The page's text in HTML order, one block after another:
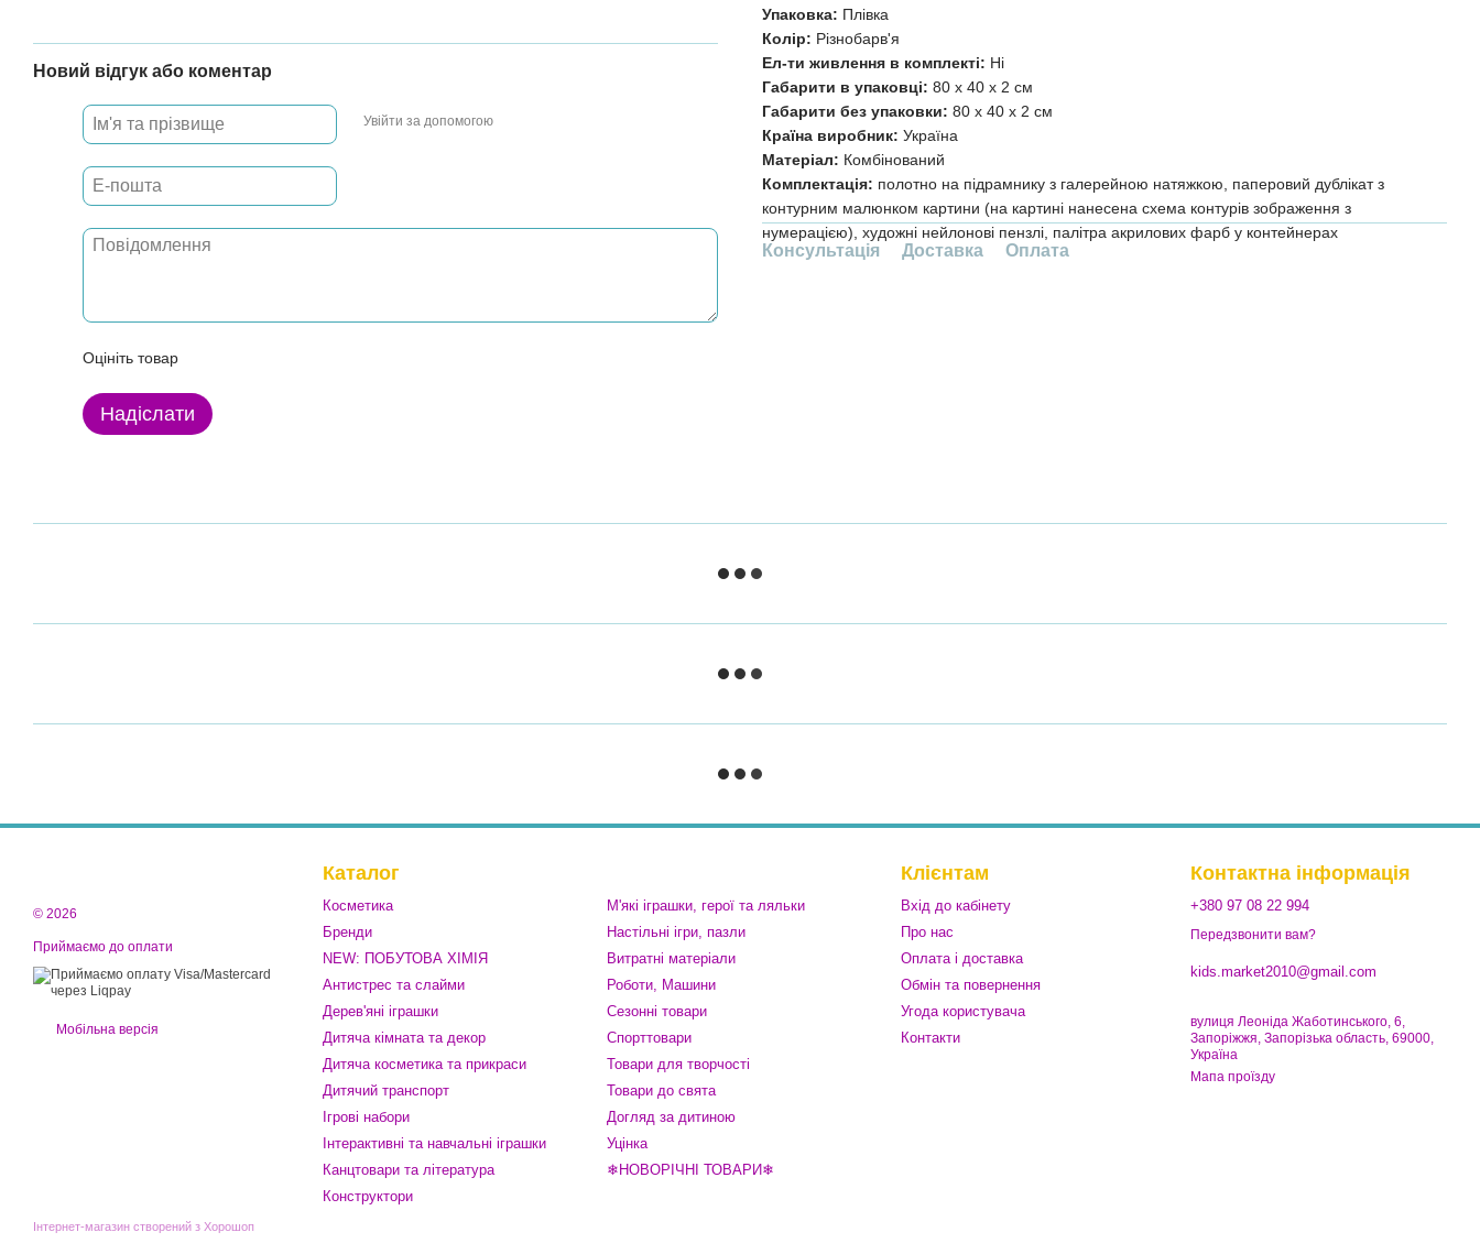
Новий відгук або коментар
Увійти за допомогою
Оцініть товар
Надіслати
Упаковка: Плівка
Колір: Різнобарв'я
Ел-ти живлення в комплекті: Ні
Габарити в упаковці: 80 x 40 x 2 см
Габарити без упаковки: 80 x 40 x 2 см
Країна виробник: Україна
Матеріал: Комбінований
Комплектація: полотно на підрамнику з галерейною натяжкою, паперовий дублікат з
контурним малюнком картини (на картині нанесена схема контурів зображення з
нумерацією), художні нейлонові пензлі, палітра акрилових фарб у контейнерах
Консультація Доставка Оплата
© 2026
Приймаємо до оплати
Мобільна версія
Інтернет-магазин створений з Хорошоп
Каталог
Косметика
Бренди
NEW: ПОБУТОВА ХІМІЯ
Антистрес та слайми
Дерев'яні іграшки
Дитяча кімната та декор
Дитяча косметика та прикраси
Дитячий транспорт
Ігрові набори
Інтерактивні та навчальні іграшки
Канцтовари та література
Конструктори
М'які іграшки, герої та ляльки
Настільні ігри, пазли
Витратні матеріали
Роботи, Машини
Сезонні товари
Спорттовари
Товари для творчості
Товари до свята
Догляд за дитиною
Уцінка
❄НОВОРІЧНІ ТОВАРИ❄
Клієнтам
Вхід до кабінету
Про нас
Оплата і доставка
Обмін та повернення
Угода користувача
Контакти
Контактна інформація
+380 97 08 22 994
Передзвонити вам?
kids.market2010@gmail.com
вулиця Леоніда Жаботинського, 6,
Запоріжжя, Запорізька область, 69000,
Україна
Мапа проїзду